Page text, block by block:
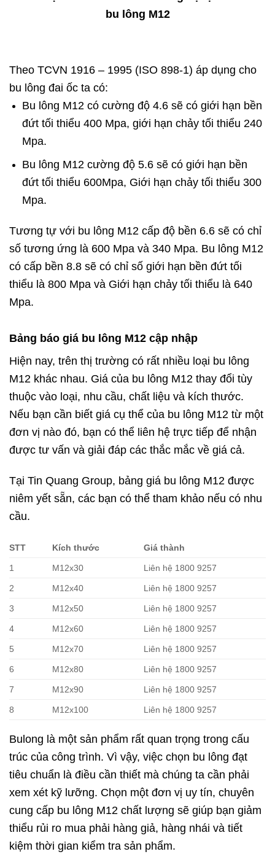
bu lông M12
Theo TCVN 1916 – 1995 (ISO 898-1) áp dụng cho
bu lông đai ốc ta có:
Bu lông M12 có cường độ 4.6 sẽ có giới hạn bền
đứt tối thiểu 400 Mpa, giới hạn chảy tối thiểu 240
Mpa.
Bu lông M12 cường độ 5.6 sẽ có giới hạn bền
đứt tối thiểu 600Mpa, Giới hạn chảy tối thiểu 300
Mpa.
Tương tự với bu lông M12 cấp độ bền 6.6 sẽ có chỉ
số tương ứng là 600 Mpa và 340 Mpa. Bu lông M12
có cấp bền 8.8 sẽ có chỉ số giới hạn bền đứt tối
thiểu là 800 Mpa và Giới hạn chảy tối thiểu là 640
Mpa.
Bảng báo giá bu lông M12 cập nhập
Hiện nay, trên thị trường có rất nhiều loại bu lông
M12 khác nhau. Giá của bu lông M12 thay đổi tùy
thuộc vào loại, nhu cầu, chất liệu và kích thước.
Nếu bạn cần biết giá cụ thể của bu lông M12 từ một
đơn vị nào đó, bạn có thể liên hệ trực tiếp để nhận
được tư vấn và giải đáp các thắc mắc về giá cả.
Tại Tin Quang Group, bảng giá bu lông M12 được
niêm yết sẵn, các bạn có thể tham khảo nếu có nhu
cầu.
STT Kích thước Giá thành
1 M12x30 Liên hệ 1800 9257
2 M12x40 Liên hệ 1800 9257
3 M12x50 Liên hệ 1800 9257
4 M12x60 Liên hệ 1800 9257
5 M12x70 Liên hệ 1800 9257
6 M12x80 Liên hệ 1800 9257
7 M12x90 Liên hệ 1800 9257
8 M12x100 Liên hệ 1800 9257
Bulong là một sản phẩm rất quan trọng trong cấu
trúc của công trình. Vì vậy, việc chọn bu lông đạt
tiêu chuẩn là điều cần thiết mà chúng ta cần phải
xem xét kỹ lưỡng. Chọn một đơn vị uy tín, chuyên
cung cấp bu lông M12 chất lượng sẽ giúp bạn giảm
thiểu rủi ro mua phải hàng giả, hàng nhái và tiết
kiệm thời gian kiểm tra sản phẩm.